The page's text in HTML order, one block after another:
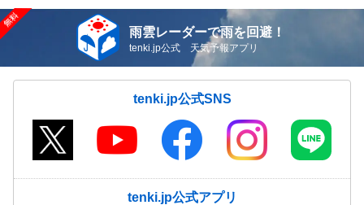
雨雲レーダーで雨を回避！
tenki.jp公式 天気予報アプリ
tenki.jp公式SNS
tenki.jp公式アプリ